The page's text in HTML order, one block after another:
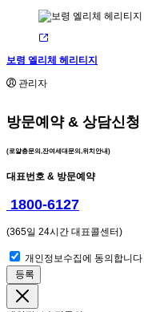
보령 엘리체 헤리티지
관리자
방문예약 & 상담신청
(로얄층문의,잔여세대문의,위치안내)
대표번호 & 방문예약
1800-6127
(365일 24시간 대표콜센터)
개인정보수집에 동의합니다
등록